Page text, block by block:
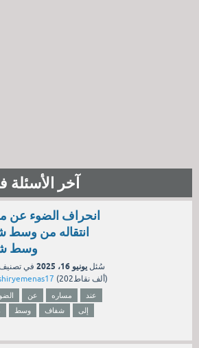
آخر الأسئلة
انحراف الضوء عن
انتقاله من وسط
وسط
سُئل يونيو 16، 2025 في
( 202ألف نقاط)
عن مساره
عند
وسط شفاف
إلى